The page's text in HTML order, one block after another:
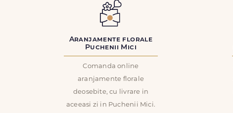
Aranjamente florale
Puchenii Mici
Comanda online
aranjamente florale
deosebite, cu livrare in
aceeasi zi in Puchenii Mici.